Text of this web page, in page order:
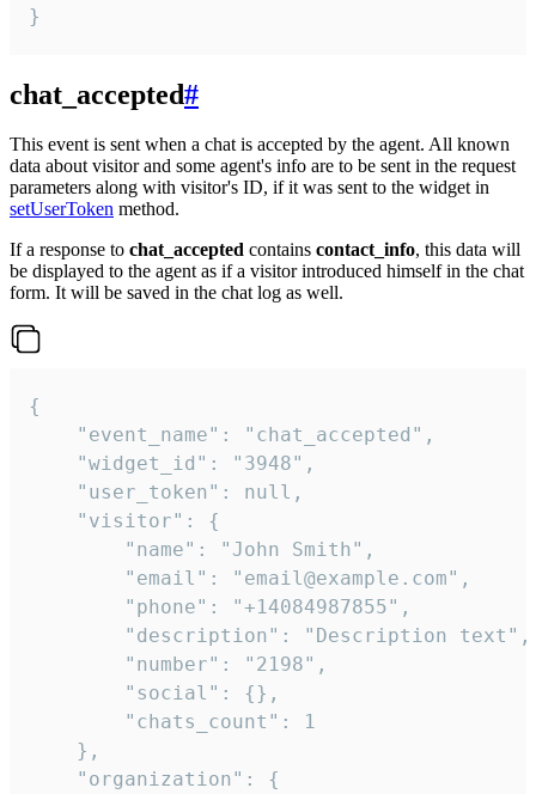
}
chat_accepted#
This event is sent when a chat is accepted by the agent. All known
data about visitor and some agent's info are to be sent in the request
parameters along with visitor's ID, if it was sent to the widget in
setUserToken method.
If a response to chat_accepted contains contact_info, this data will
be displayed to the agent as if a visitor introduced himself in the chat
form. It will be saved in the chat log as well.
{
    "event_name": "chat_accepted",
    "widget_id": "3948",
    "user_token": null,
    "visitor": {
        "name": "John Smith",
        "email": "email@example.com",
        "phone": "+14084987855",
        "description": "Description text",
        "number": "2198",
        "social": {},
        "chats_count": 1
    },
    "organization": {